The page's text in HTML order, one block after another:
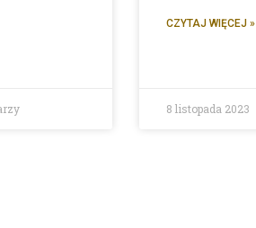
CZYTAJ WIĘCEJ »
8 listopada 2023